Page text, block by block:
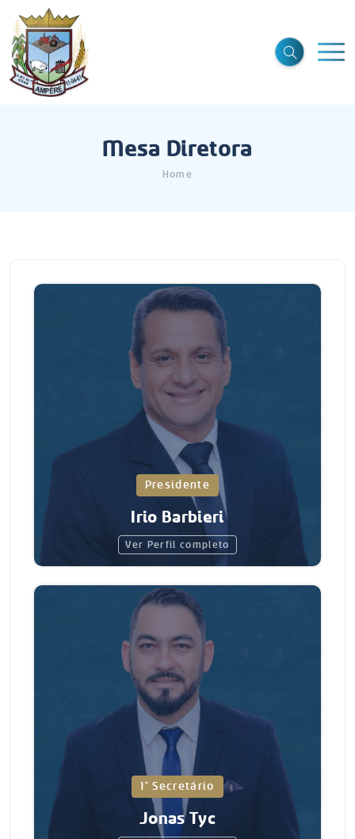
Mesa Diretora
Home
Presidente
Irio Barbieri
Ver Perfil completo
1° Secretário
Jonas Tyc